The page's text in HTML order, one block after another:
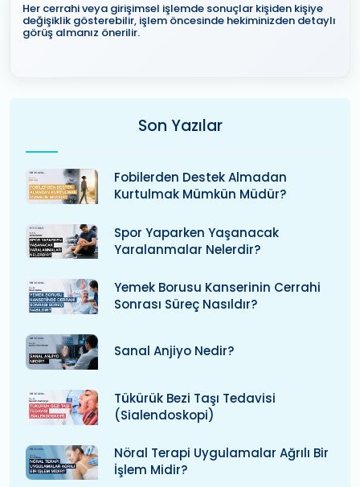
Her cerrahi veya girişimsel işlemde sonuçlar kişiden kişiye
değişiklik gösterebilir, işlem öncesinde hekiminizden detaylı
görüş almanız önerilir.
Son Yazılar
Fobilerden Destek Almadan
Kurtulmak Mümkün Müdür?
Spor Yaparken Yaşanacak
Yaralanmalar Nelerdir?
Yemek Borusu Kanserinin Cerrahi
Sonrası Süreç Nasıldır?
Sanal Anjiyo Nedir?
Tükürük Bezi Taşı Tedavisi
(Sialendoskopi)
Nöral Terapi Uygulamalar Ağrılı Bir
İşlem Midir?